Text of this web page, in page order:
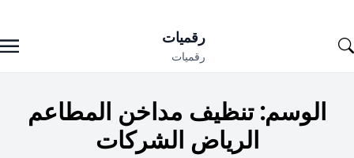
to
رقميات
رقميات
الوسم:تنظيف مداخن المطاعم
الرياض الشركات